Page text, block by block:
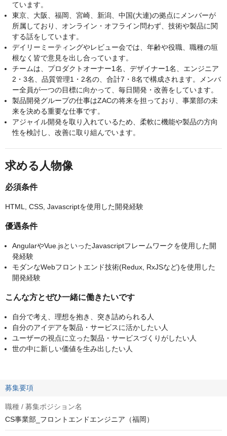
ています。
東京、大阪、福岡、宮崎、新潟、中国(大連)の拠点にメンバーが
所属しており、オンライン・オフライン問わず、技術や製品に関
する話をしています。
デイリーミーティングやレビュー会では、年齢や役職、職種の垣
根なく皆で意見を出し合っています。
チームは、プロダクトオーナー1名、デザイナー1名、エンジニア
2・3名、品質管理1・2名の、合計7・8名で構成されます。メンバ
ー全員が一つの目標に向かって、毎日開発・改善をしています。
製品開発グループの仕事はZACの将来を担っており、事業部の未
来を決める重要な仕事です。
アジャイル開発を取り入れているため、柔軟に機能や製品の方向
性を検討し、改善に取り組んでいます。
求める人物像
必須条件
HTML, CSS, Javascriptを使用した開発経験
優遇条件
AngularやVue.jsといったJavascriptフレームワークを使用した開
発経験
モダンなWebフロントエンド技術(Redux, RxJSなど)を使用した
開発経験
こんな方とぜひ一緒に働きたいです
自分で考え、理想を抱き、突き詰められる人
自分のアイデアを製品・サービスに活かしたい人
ユーザーの視点に立った製品・サービスづくりがしたい人
世の中に新しい価値を生み出したい人
募集要項
職種 / 募集ポジション名
CS事業部_フロントエンドエンジニア（福岡）